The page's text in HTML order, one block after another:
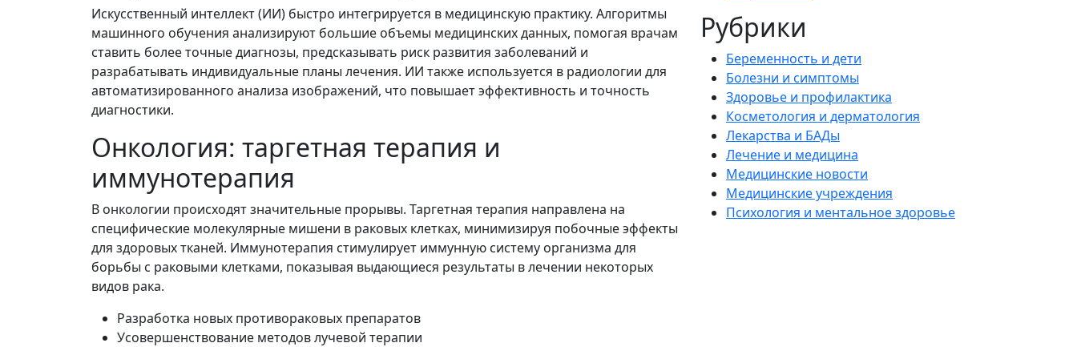
Искусственный интеллект (ИИ) быстро интегрируется в медицинскую практику. Алгоритмы
машинного обучения анализируют большие объемы медицинских данных, помогая врачам
ставить более точные диагнозы, предсказывать риск развития заболеваний и
разрабатывать индивидуальные планы лечения. ИИ также используется в радиологии для
автоматизированного анализа изображений, что повышает эффективность и точность
диагностики.
Онкология: таргетная терапия и
иммунотерапия
В онкологии происходят значительные прорывы. Таргетная терапия направлена на
специфические молекулярные мишени в раковых клетках, минимизируя побочные эффекты
для здоровых тканей. Иммунотерапия стимулирует иммунную систему организма для
борьбы с раковыми клетками, показывая выдающиеся результаты в лечении некоторых
видов рака.
Разработка новых противораковых препаратов
Усовершенствование методов лучевой терапии
Рубрики
Беременность и дети
Болезни и симптомы
Здоровье и профилактика
Косметология и дерматология
Лекарства и БАДы
Лечение и медицина
Медицинские новости
Медицинские учреждения
Психология и ментальное здоровье